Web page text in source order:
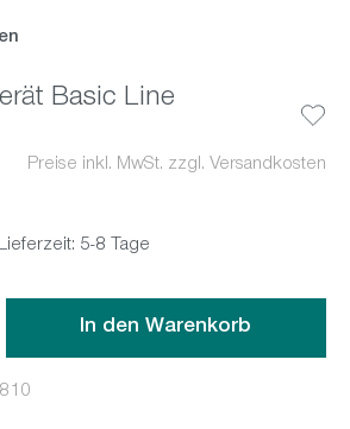
Basic Line
Preise inkl. MwSt. zzgl. Versandkosten
5-8 Tage
den gewünschten Wert ein oder
In den Warenkorb